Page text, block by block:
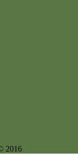
2016